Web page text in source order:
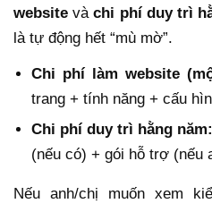
website vàchi phí duy trì
là tự động hết “mù mờ”.
Chi phí làm website
trang + tính năng + cấu
Chi phí duy trì hằng năm:
(nếu có) + gói hỗ trợ (nếu
Nếu anh/chị muốn xem